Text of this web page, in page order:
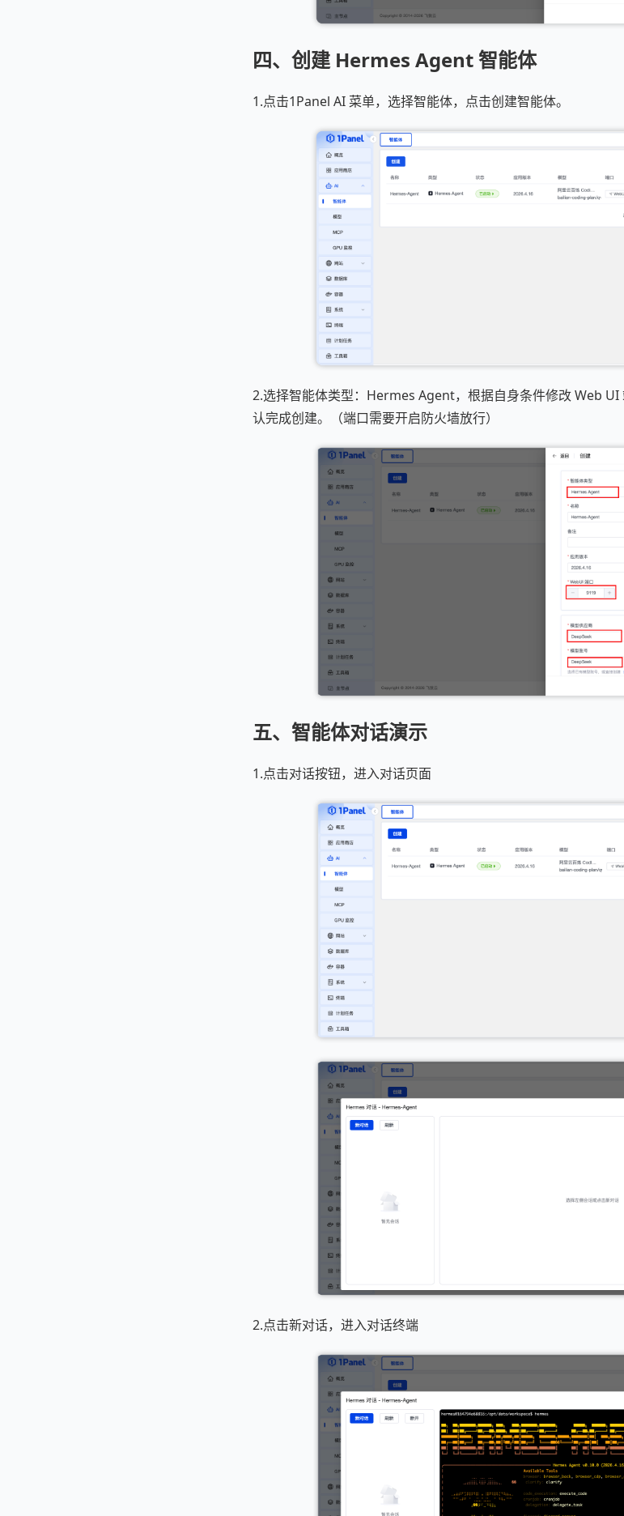
四、创建 Hermes Agent 智能体
1.点击1Panel AI 菜单，选择智能体，点击创建智能体。
2.选择智能体类型：Hermes Agent，根据自身条件修改 Web
认完成创建。（端口需要开启防火墙放行）
五、智能体对话演示
1.点击对话按钮，进入对话页面
2.点击新对话，进入对话终端